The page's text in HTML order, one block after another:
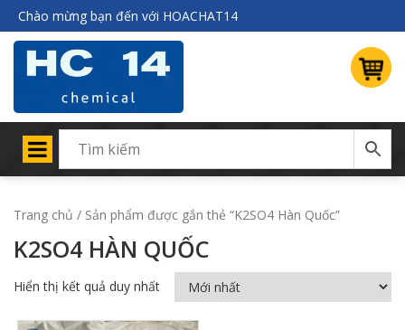
Chào mừng bạn đến với HOACHAT14
Trang chủ / Sản phẩm được gắn thẻ “K2SO4 Hàn Quốc”
K2SO4 HÀN QUỐC
Hiển thị kết quả duy nhất